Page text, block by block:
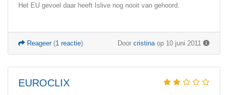
Het EU gevoel daar heeft Islive nog nooit van gehoord.
Door cristina op 10 juni 2011
Reageer(1 reactie)
EUROCLIX